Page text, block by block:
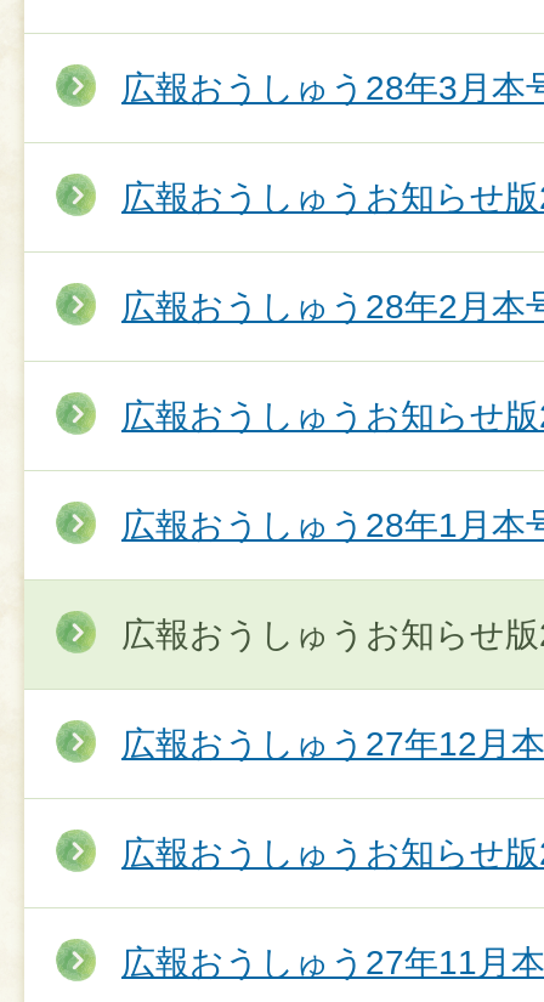
広報おうしゅう28年3月本
広報おうしゅうお知らせ
広報おうしゅう28年2月本
広報おうしゅうお知らせ
広報おうしゅう28年1月本
広報おうしゅうお知らせ
広報おうしゅう27年12月
広報おうしゅうお知らせ
広報おうしゅう27年11月